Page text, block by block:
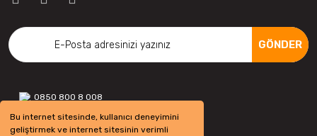
Bu internet sitesinde, kullanıcı deneyimini
geliştirmek ve internet sitesinin verimli
GÖNDER
0850 800 8 008